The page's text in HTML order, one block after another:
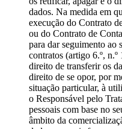
dados. Na medida em
execução do Contrato
ou do Contrato de
para dar seguimento ao
contratos (artigo 6.º,
direito de transferir os
direito de se opor, por
situação particular, à
o Responsável pelo
pessoais com base no
âmbito da